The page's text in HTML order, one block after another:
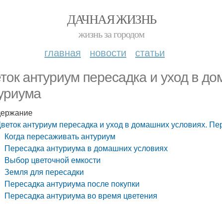
ДАЧНАЯ ЖИЗНЬ
жизнь за городом
главная новости статьи
антуриум пересадка и уход в
антуриум пересадка и уход в домашних условиях.
Когда пересаживать антуриум
Пересадка антуриума в домашних условиях
Выбор цветочной емкости
Земля для пересадки
Пересадка антуриума после покупки
Пересадка антуриума во время цветения